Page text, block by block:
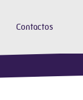
Contactos